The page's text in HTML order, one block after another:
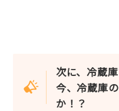
次に、冷蔵庫
今、冷蔵庫
か！？